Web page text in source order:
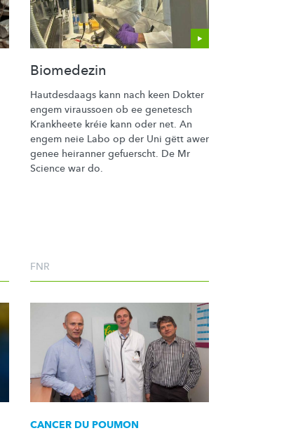
Biomedezin
Hautdesdaags kann nach keen Dokter
engem viraussoen ob ee genetesch
Krankheete kréie kann oder net. An
engem neie Labo op der Uni gëtt awer
genee heiranner gefuerscht. De Mr
Science war do.
FNR
CANCER DU POUMON